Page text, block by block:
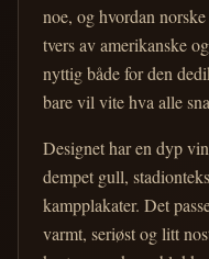
noe, og hvordan
tvers av amerikanske
nyttig både for den
bare vil vite hva alle
Designet har en dyp
dempet gull,
kampplakater. Det
varmt, seriøst og litt